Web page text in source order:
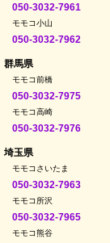
050-3032-7961
モモコ小山
050-3032-7962
群馬県
モモコ前橋
050-3032-7975
モモコ高崎
050-3032-7976
埼玉県
モモコさいたま
050-3032-7963
モモコ所沢
050-3032-7965
モモコ熊谷